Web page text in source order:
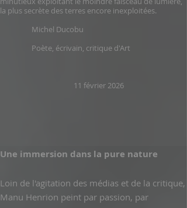
la plus secrète des terres encore inexploitées.
Michel Ducobu
Poète, écrivain, critique d'Art
11 février 2026
Une immersion dans la pure nature
Loin de l'agitation des médias et de la critique,
Manu Henrion peint par passion, par